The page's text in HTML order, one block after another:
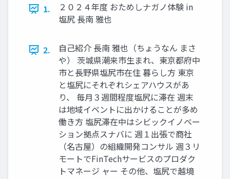
1.
２０２４年度 おためしナガノ体験 in
塩尻 長南 雅也
2.
自己紹介 長南 雅也（ちょうなん まさ
や） 茨城県潮来市生まれ、東京都府中
市と長野県塩尻市在住 暮らし方 東京
と塩尻にそれぞれシェアハウスがあ
り、 毎月３週間程度塩尻に滞在 週末
は地域イベントに出かけることが多め
働き方 塩尻滞在中はシビックイノベー
ション拠点スナバに 週１出張で商社
（名古屋）の組織開発コンサル 週３リ
モートでFinTechサービスのプロダク
トマネージ ャー その他、塩尻で越境